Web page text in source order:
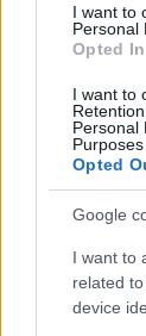
I want to
Personal
Opted In
I want to
Personal
Opted
Google
I want to
related
device